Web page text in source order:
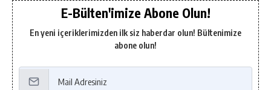
E-Bülten'imize Abone Olun!
En yeni içeriklerimizden ilk siz haberdar olun! Bültenimize
abone olun!